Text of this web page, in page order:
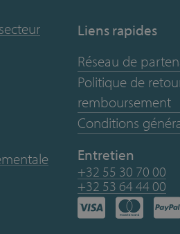
Liens rapides
Réseau de
Politique de
remboursement
Conditions
Entretien
+32 55 30 70 00
+32 53 64 44 00